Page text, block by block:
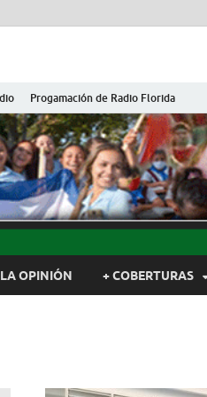
Progamación de Radio Florida
de Cuba
Camagüey, Cuba
LA OPINIÓN + COBERTURAS